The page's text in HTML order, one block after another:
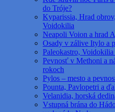
do Tróje?
Kyparissia, Hrad
Voidokilia
Neapoli Voion a hrad
Osady v zálive Itylo a
Paleokastro,
Pevnosť v Methoni a
rokoch
Pylos – mesto a
Pounta, Pavlopetri a
Velanidia, horská
Vstupná brána do